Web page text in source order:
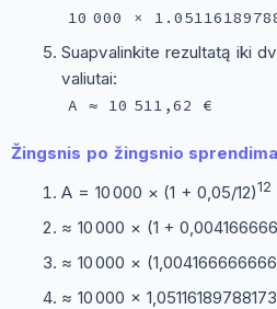
10 000 ×
Suapvalinkite rezultatą iki
valiutai:
A ≈ 10 511,62 €
Žingsnis po žingsnio
A = 10 000 × (1 + 0,05/12)12
≈ 10 000 × (1 +
≈ 10 000 ×
≈ 10 000 ×